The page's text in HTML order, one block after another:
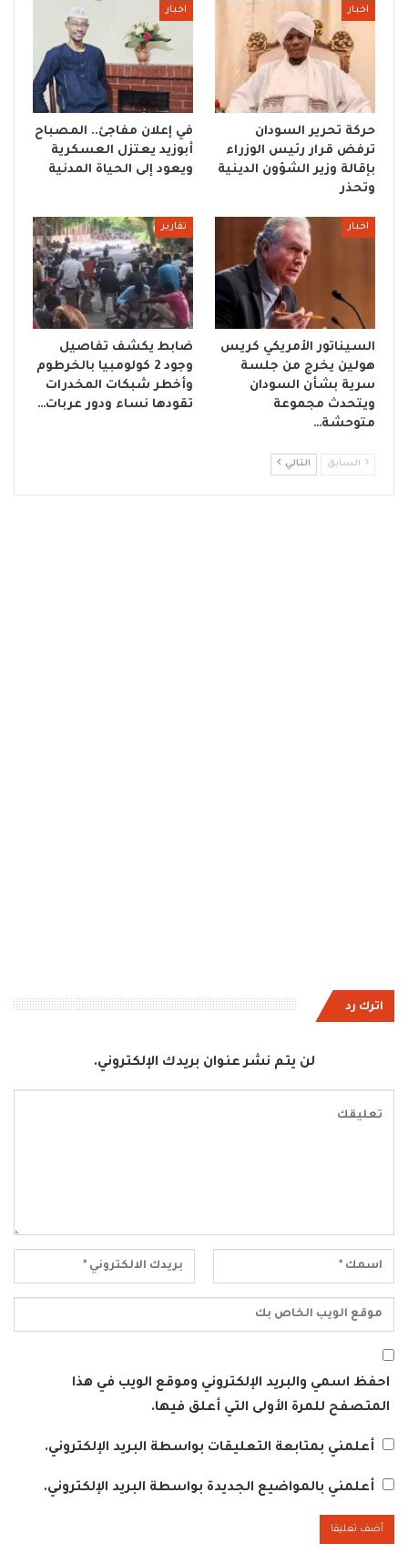
اخبار
حركة تحرير السودان
ترفض قرار رئيس الوزراء
بإقالة وزير الشؤون الدينية
وتحذر
اخبار
في إعلان مفاجئ.. المصباح
أبوزيد يعتزل العسكرية
ويعود إلى الحياة المدنية
اخبار
السيناتور الأمريكي كريس
هولين يخرج من جلسة
سرية بشأن السودان
ويتحدث مجموعة
متوحشة…
تقارير
ضابط يكشف تفاصيل
وجود 2 كولومبيا بالخرطوم
وأخطر شبكات المخدرات
تقودها نساء ودور عربات…
السابق التالي
اترك رد
لن يتم نشر عنوان بريدك الإلكتروني.
احفظ اسمي والبريد الإلكتروني وموقع الويب في هذا
المتصفح للمرة الأولى التي أعلق فيها.
أعلمني بمتابعة التعليقات بواسطة البريد الإلكتروني.
أعلمني بالمواضيع الجديدة بواسطة البريد الإلكتروني.